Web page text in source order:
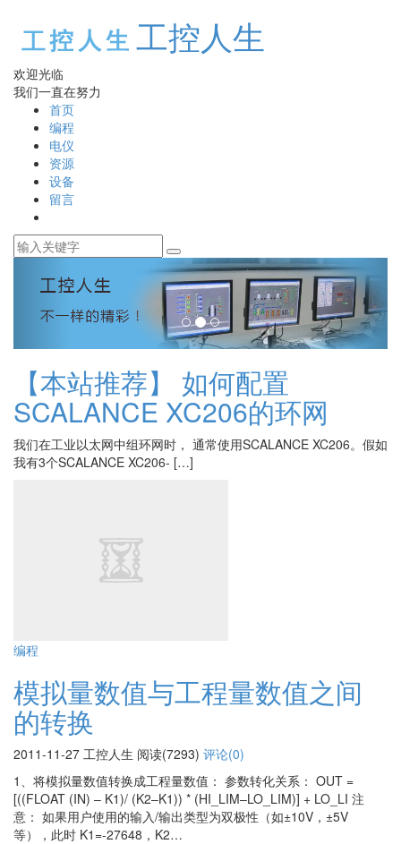
工控人生
欢迎光临
我们一直在努力
首页
编程
电仪
资源
设备
留言
【本站推荐】 如何配置
SCALANCE XC206的环网
我们在工业以太网中组环网时， 通常使用SCALANCE XC206。假如
我有3个SCALANCE XC206- […]
编程
模拟量数值与工程量数值之间
的转换
2011-11-27 工控人生 阅读(7293) 评论(0)
1、将模拟量数值转换成工程量数值： 参数转化关系： OUT =
[((FLOAT (IN) – K1)/ (K2–K1)) * (HI_LIM–LO_LIM)] + LO_LI 注
意： 如果用户使用的输入/输出类型为双极性（如±10V，±5V
等），此时 K1=-27648，K2…